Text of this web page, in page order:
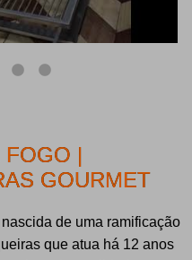
FOGO |
GOURMET
de uma ramificação
que atua há 12 anos